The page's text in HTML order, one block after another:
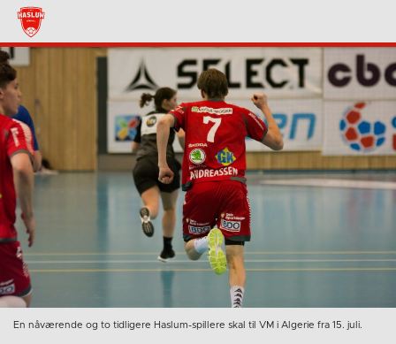
En nåværende og to tidligere Haslum-spillere skal til VM i Algerie fra 15. juli.